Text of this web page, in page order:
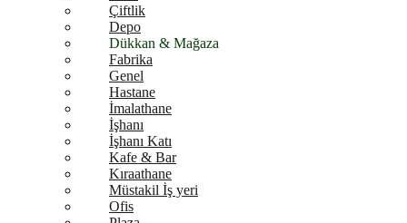
Çiftlik
Depo
Dükkan & Mağaza
Fabrika
Genel
Hastane
İmalathane
İşhanı
İşhanı Katı
Kafe & Bar
Kıraathane
Müstakil İş yeri
Ofis